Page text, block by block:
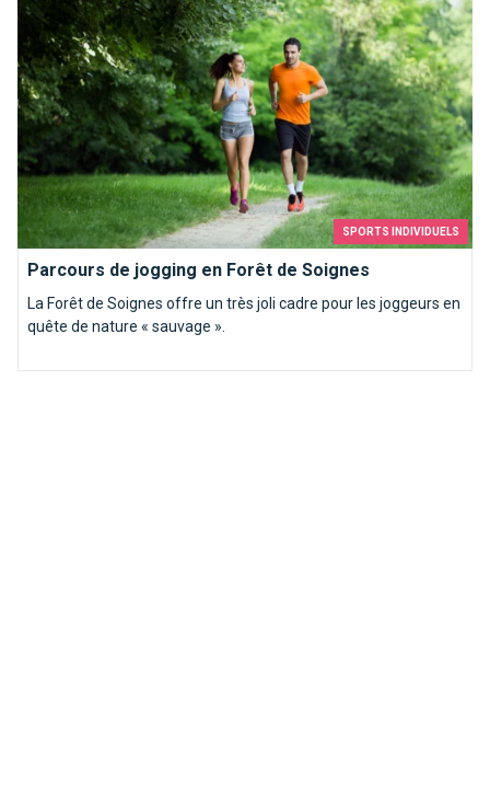
SPORTS INDIVIDUELS
Parcours de jogging en Forêt de Soignes
La Forêt de Soignes offre un très joli cadre pour les joggeurs en
quête de nature « sauvage ».